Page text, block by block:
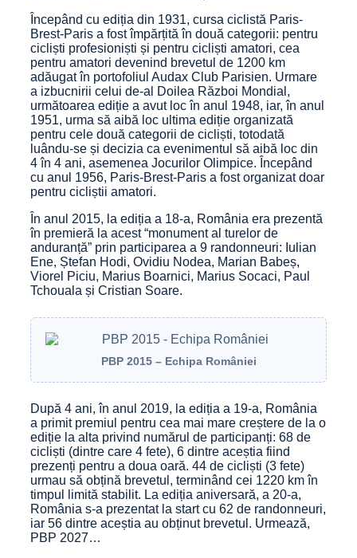
Începând cu ediția din 1931, cursa ciclistă Paris-
Brest-Paris a fost împărțită în două categorii: pentru
cicliști profesioniști și pentru cicliști amatori, cea
pentru amatori devenind brevetul de 1200 km
adăugat în portofoliul Audax Club Parisien. Urmare
a izbucnirii celui de-al Doilea Război Mondial,
următoarea ediție a avut loc în anul 1948, iar, în anul
1951, urma să aibă loc ultima ediție organizată
pentru cele două categorii de cicliști, totodată
luându-se și decizia ca evenimentul să aibă loc din
4 în 4 ani, asemenea Jocurilor Olimpice. Începând
cu anul 1956, Paris-Brest-Paris a fost organizat doar
pentru cicliștii amatori.
În anul 2015, la ediția a 18-a, România era prezentă
în premieră la acest “monument al turelor de
anduranță” prin participarea a 9 randonneuri: Iulian
Ene, Ștefan Hodi, Ovidiu Nodea, Marian Babeș,
Viorel Piciu, Marius Boarnici, Marius Socaci, Paul
Tchouala și Cristian Soare.
PBP 2015 – Echipa României
După 4 ani, în anul 2019, la ediția a 19-a, România
a primit premiul pentru cea mai mare creștere de la o
ediție la alta privind numărul de participanți: 68 de
cicliști (dintre care 4 fete), 6 dintre aceștia fiind
prezenți pentru a doua oară. 44 de cicliști (3 fete)
urmau să obțină brevetul, terminând cei 1220 km în
timpul limită stabilit. La ediția aniversară, a 20-a,
România s-a prezentat la start cu 62 de randonneuri,
iar 56 dintre aceștia au obținut brevetul. Urmează,
PBP 2027…